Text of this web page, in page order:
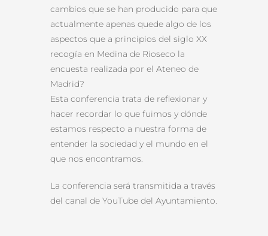
cambios que se han producido para que
actualmente apenas quede algo de los
aspectos que a principios del siglo XX
recogía en Medina de Rioseco la
encuesta realizada por el Ateneo de
Madrid?
Esta conferencia trata de reflexionar y
hacer recordar lo que fuimos y dónde
estamos respecto a nuestra forma de
entender la sociedad y el mundo en el
que nos encontramos.
La conferencia será transmitida a través
del canal de YouTube del Ayuntamiento.